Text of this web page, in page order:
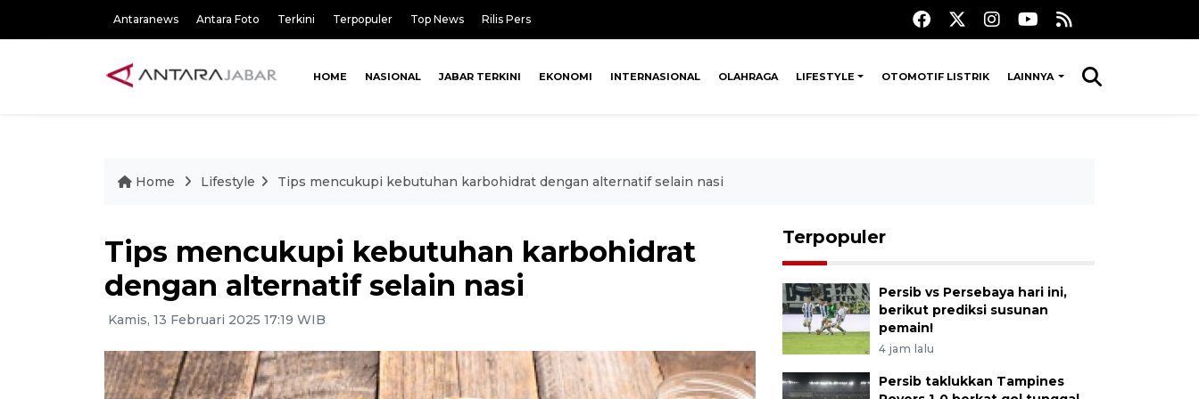
Antaranews Antara Foto Terkini Terpopuler Top News Rilis Pers
HOME NASIONAL JABAR TERKINI EKONOMI INTERNASIONAL OLAHRAGA LIFESTYLE OTOMOTIF LISTRIK LAINNYA
Home Lifestyle Tips mencukupi kebutuhan karbohidrat dengan alternatif selain nasi
Tips mencukupi kebutuhan karbohidrat
dengan alternatif selain nasi
Kamis, 13 Februari 2025 17:19 WIB
Terpopuler
Persib vs Persebaya hari ini,
berikut prediksi susunan
pemain!
4 jam lalu
Persib taklukkan Tampines